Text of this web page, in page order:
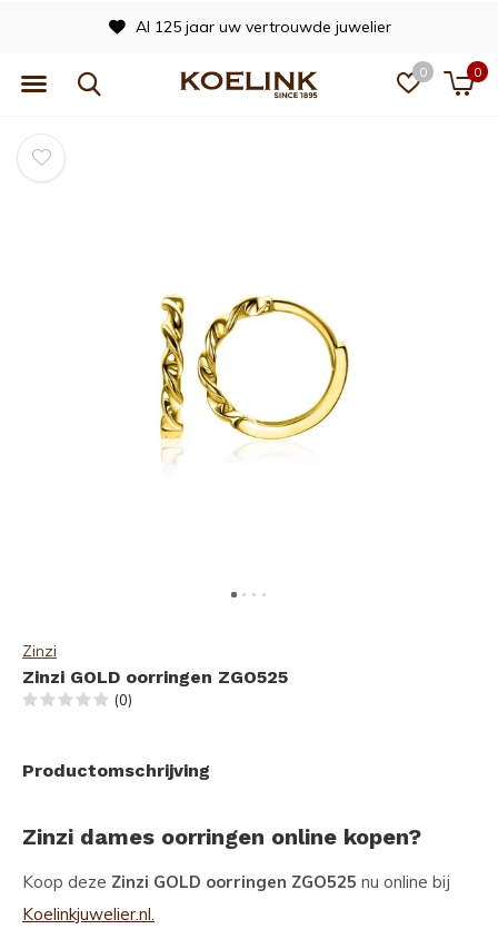
0 0
Al 125 jaar uw vertrouwde juwelier
Zinzi
Zinzi GOLD oorringen ZGO525
(0)
Productomschrijving
Zinzi dames oorringen online kopen?
Koop deze Zinzi GOLD oorringen ZGO525 nu online bij
Koelinkjuwelier.nl.